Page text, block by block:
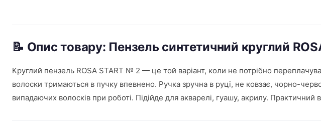
📝 Опис товару: Пензель синтетичний круглий
Круглий пензель ROSA START № 2 — це той варіант, коли не потрібно
волоски тримаються в пучку впевнено. Ручка зручна в руці, не ковзає, чорно-
випадаючих волосків при роботі. Підійде для акварелі, гуашу, акрилу.